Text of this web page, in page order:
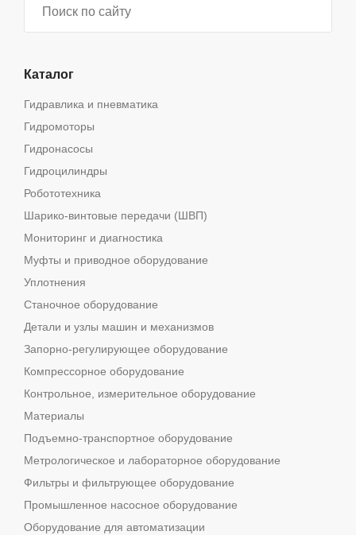
Каталог
Гидравлика и пневматика
Гидромоторы
Гидронасосы
Гидроцилиндры
Робототехника
Шарико-винтовые передачи (ШВП)
Мониторинг и диагностика
Муфты и приводное оборудование
Уплотнения
Станочное оборудование
Детали и узлы машин и механизмов
Запорно-регулирующее оборудование
Компрессорное оборудование
Контрольное, измерительное оборудование
Материалы
Подъемно-транспортное оборудование
Метрологическое и лабораторное оборудование
Фильтры и фильтрующее оборудование
Промышленное насосное оборудование
Оборудование для автоматизации